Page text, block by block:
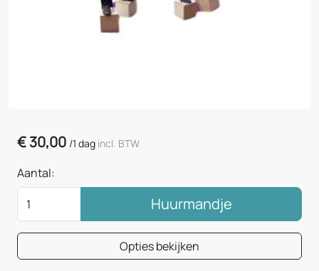
€30,00 /1 dag incl. BTW
Aantal:
Huurmandje
Opties bekijken